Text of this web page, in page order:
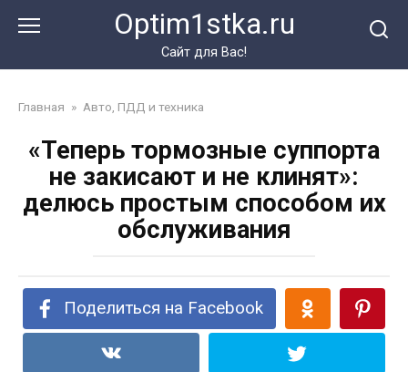
Optim1stka.ru
Сайт для Вас!
Главная » Авто, ПДД и техника
«Теперь тормозные суппорта
не закисают и не клинят»:
делюсь простым способом их
обслуживания
Поделиться на Facebook